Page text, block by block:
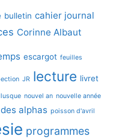
bulletin cahier journal
Corinne Albaut
escargot feuilles
JR lecture livret
nouvel an nouvelle année
alphas poisson d'avril
programmes